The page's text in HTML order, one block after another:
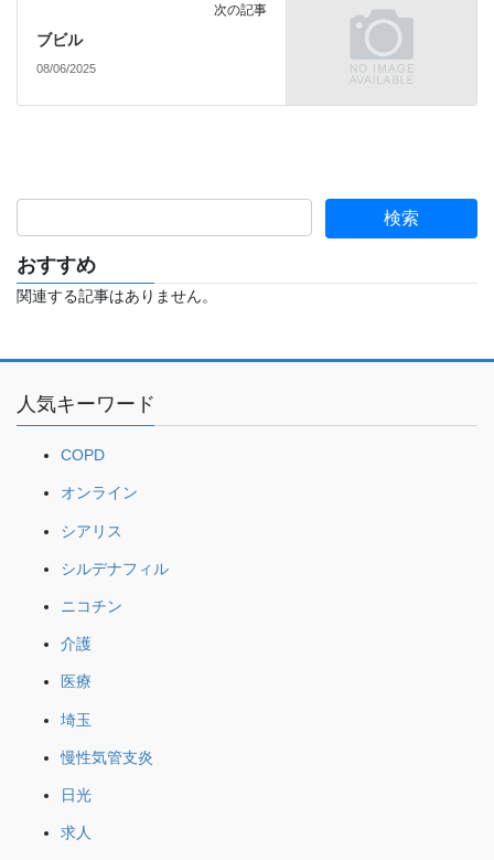
次の記事
ブビル
08/06/2025
おすすめ
関連する記事はありません。
人気キーワード
COPD
オンライン
シアリス
シルデナフィル
ニコチン
介護
医療
埼玉
慢性気管支炎
日光
求人